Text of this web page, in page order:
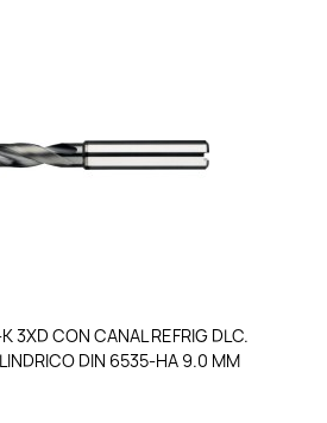
3XD CON CANAL REFRIG DLC.
DIN 6535-HA 9.0 MM